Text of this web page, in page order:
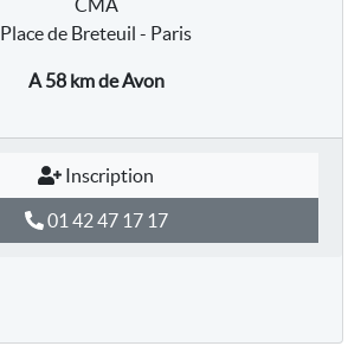
CMA
Place de Breteuil - Paris
A 58 kmde Avon
Inscription
01 42 47 17 17